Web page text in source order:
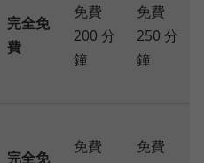
完全免
費
免費
200 分
鐘
免費
250 分
鐘
完全免
免費
免費